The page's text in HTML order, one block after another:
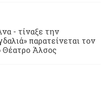
- τίναξε την
παρατείνεται τον
Θέατρο Άλσος